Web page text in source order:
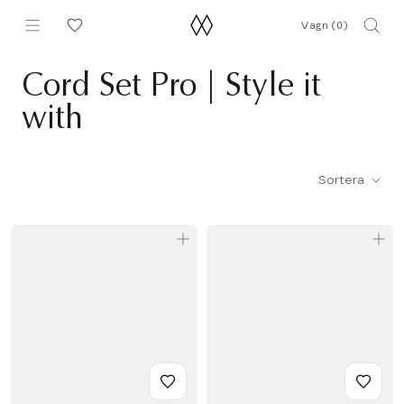
Vagn (0)
Cord Set Pro | Style it
with
Sortera